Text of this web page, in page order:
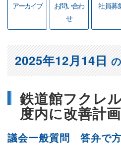
アーカイブ
お問い合わ
せ
社員募
鉄道館フクレ
度内に改善計
2025年12月14日
議会一般質問 答弁で